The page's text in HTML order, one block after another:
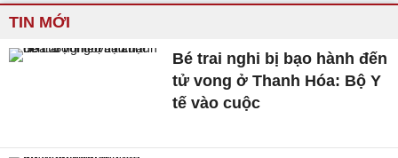
TIN MỚI
Bé trai nghi bị bạo hành đến
tử vong ở Thanh Hóa: Bộ Y
tế vào cuộc